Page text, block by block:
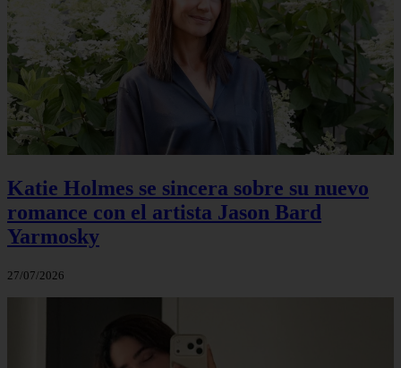
Katie Holmes se sincera sobre su nuevo
romance con el artista Jason Bard
Yarmosky
27/07/2026